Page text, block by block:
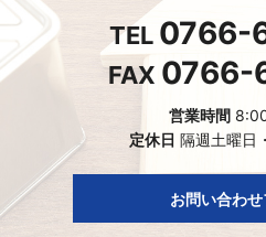
TEL 0766-
FAX 0766-
営業時間
定休日 隔週土曜日
お問い合わ